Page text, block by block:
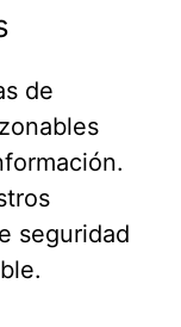
de
seguridad